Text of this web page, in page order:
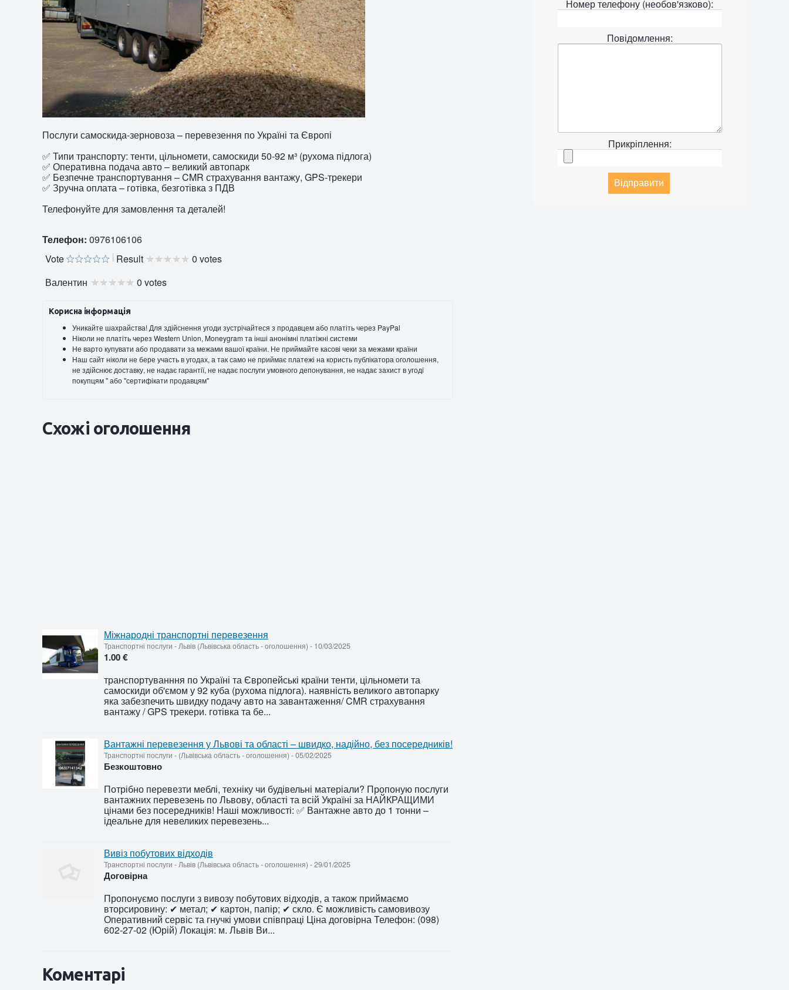
Послуги самоскида-зерновоза – перевезення по Україні та Європі
✅ Типи транспорту: тенти, цільномети, самоскиди 50-92 м³ (рухома підлога)
✅ Оперативна подача авто – великий автопарк
✅ Безпечне транспортування – CMR страхування вантажу, GPS-трекери
✅ Зручна оплата – готівка, безготівка з ПДВ
Телефонуйте для замовлення та деталей!
Телефон: 0976106106
Vote
Result
0 votes
Валентин
0 votes
Корисна інформація
Уникайте шахрайства! Для здійснення угоди зустрічайтеся з продавцем або платіть через PayPal
Ніколи не платіть через Western Union, Moneygram та інші анонімні платіжні системи
Не варто купувати або продавати за межами вашої країни. Не приймайте касові чеки за межами країни
Наш сайт ніколи не бере участь в угодах, а так само не приймає платежі на користь публікатора оголошення,
не здійснює доставку, не надає гарантії, не надає послуги умовного депонування, не надає захист в угоді
покупцям " або "сертифікати продавцям"
Схожі оголошення
Міжнародні транспортні перевезення
Транспортні послуги -Львів (Львівська область - оголошення) - 10/03/2025
1.00 €
транспортуванння по Україні та Європейські країни тенти, цільномети та
самоскиди об'ємом у 92 куба (рухома підлога). наявність великого автопарку
яка забезпечить швидку подачу авто на завантаження/ CMR страхування
вантажу / GPS трекери. готівка та бе...
Вантажні перевезення у Львові та області – швидко, надійно, без посередників!
Транспортні послуги - (Львівська область - оголошення) -05/02/2025
Безкоштовно
Потрібно перевезти меблі, техніку чи будівельні матеріали? Пропоную послуги
вантажних перевезень по Львову, області та всій Україні за НАЙКРАЩИМИ
цінами без посередників! Наші можливості: ✅ Вантажне авто до 1 тонни –
ідеальне для невеликих перевезень...
Вивіз побутових відходів
Транспортні послуги -Львів (Львівська область - оголошення) -29/01/2025
Договірна
Пропонуємо послуги з вивозу побутових відходів, а також приймаємо
вторсировину: ✔ метал; ✔ картон, папір; ✔ скло. Є можливість самовивозу
Оперативний сервіс та гнучкі умови співпраці Ціна договірна Телефон: (098)
602-27-02 (Юрій) Локація: м. Львів Ви...
Коментарі
Номер телефону (необов'язково):
Повідомлення:
Прикріплення:
Відправити